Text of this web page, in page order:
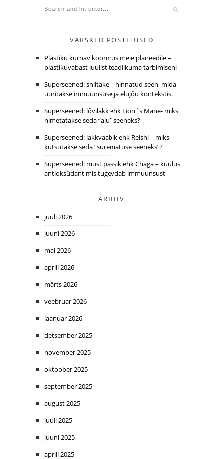
VÄRSKED POSTITUSED
Plastiku kurnav koormus meie planeedile –
plastikuvabast juulist teadlikuma tarbimiseni
Superseened: shiitake – hinnatud seen, mida
uuritakse immuunsuse ja elujõu kontekstis.
Superseened: lõvilakk ehk Lion´s Mane- miks
nimetatakse seda “aju” seeneks?
Superseened: lakkvaabik ehk Reishi – miks
kutsutakse seda “surematuse seeneks”?
Superseened: must pässik ehk Chaga – kuulus
antioksüdant mis tugevdab immuunsust
ARHIIV
juuli 2026
juuni 2026
mai 2026
aprill 2026
märts 2026
veebruar 2026
jaanuar 2026
detsember 2025
november 2025
oktoober 2025
september 2025
august 2025
juuli 2025
juuni 2025
aprill 2025